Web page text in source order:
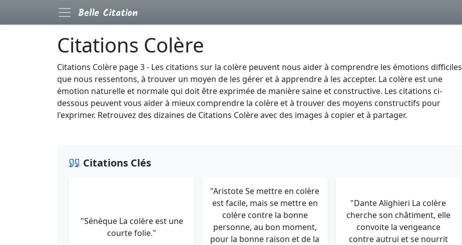
Citations Colère
Citations Colère page 3 - Les citations sur la colère peuvent nous aider à comprendre les émotions difficiles
que nous ressentons, à trouver un moyen de les gérer et à apprendre à les accepter. La colère est une
émotion naturelle et normale qui doit être exprimée de manière saine et constructive. Les citations ci-
dessous peuvent vous aider à mieux comprendre la colère et à trouver des moyens constructifs pour
l'exprimer. Retrouvez des dizaines de Citations Colère avec des images à copier et à partager.
Citations Clés
"Sénèque La colère est une
courte folie."
"Aristote Se mettre en colère
est facile, mais se mettre en
colère contre la bonne
personne, au bon moment,
pour la bonne raison et de la
"Dante Alighieri La colère
cherche son châtiment, elle
convoite la vengeance
contre autrui et se nourrit